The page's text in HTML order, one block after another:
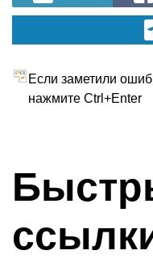
Если заметили
нажмите Ctrl+Enter